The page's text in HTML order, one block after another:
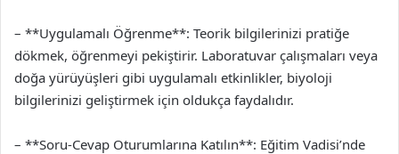
– **Uygulamalı Öğrenme**: Teorik bilgilerinizi pratiğe
dökmek, öğrenmeyi pekiştirir. Laboratuvar çalışmaları veya
doğa yürüyüşleri gibi uygulamalı etkinlikler, biyoloji
bilgilerinizi geliştirmek için oldukça faydalıdır.
– **Soru-Cevap Oturumlarına Katılın**: Eğitim Vadisi’nde